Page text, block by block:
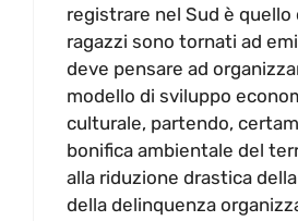
registrare nel Sud è quello
ragazzi sono tornati ad
deve pensare ad
modello di sviluppo
culturale, partendo,
bonifica ambientale del
alla riduzione drastica
della delinquenza